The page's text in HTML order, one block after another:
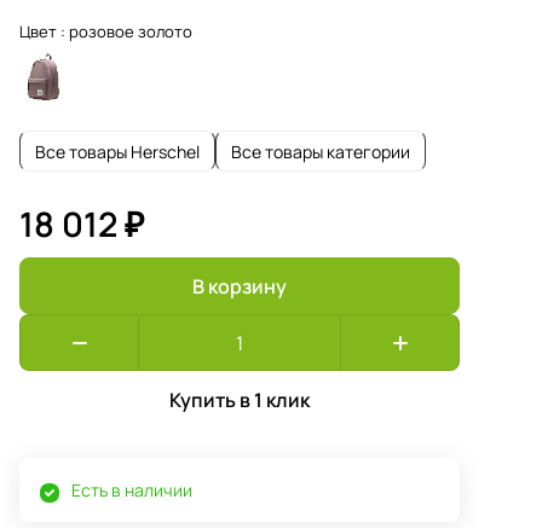
Цвет : розовое золото
Все товары Herschel Все товары категории
18 012 ₽
В корзину
Купить в 1 клик
Есть в наличии